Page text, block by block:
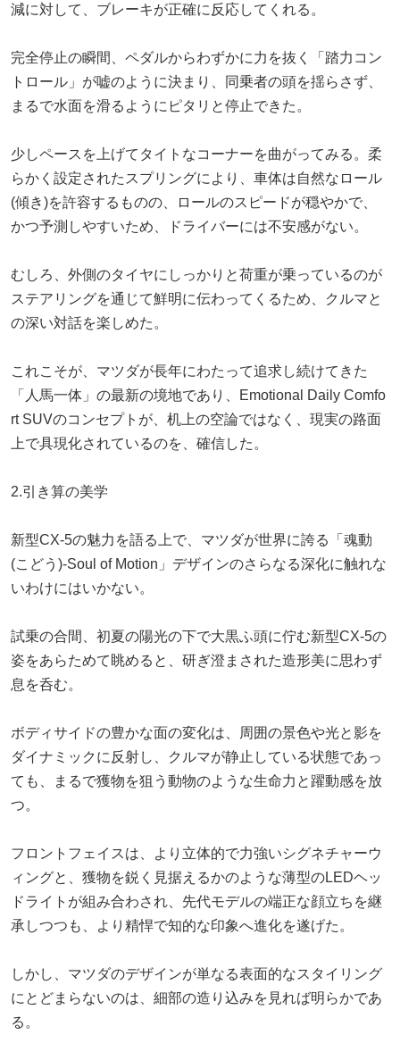
減に対して、ブレーキが正確に反応してくれる。
完全停止の瞬間、ペダルからわずかに力を抜く「踏力コン
トロール」が嘘のように決まり、同乗者の頭を揺らさず、
まるで水面を滑るようにピタリと停止できた。
少しペースを上げてタイトなコーナーを曲がってみる。柔
らかく設定されたスプリングにより、車体は自然なロール
(傾き)を許容するものの、ロールのスピードが穏やかで、
かつ予測しやすいため、ドライバーには不安感がない。
むしろ、外側のタイヤにしっかりと荷重が乗っているのが
ステアリングを通じて鮮明に伝わってくるため、クルマと
の深い対話を楽しめた。
これこそが、マツダが長年にわたって追求し続けてきた
「人馬一体」の最新の境地であり、Emotional Daily Comfo
rt SUVのコンセプトが、机上の空論ではなく、現実の路面
上で具現化されているのを、確信した。
2.引き算の美学
新型CX-5の魅力を語る上で、マツダが世界に誇る「魂動
(こどう)-Soul of Motion」デザインのさらなる深化に触れな
いわけにはいかない。
試乗の合間、初夏の陽光の下で大黒ふ頭に佇む新型CX-5の
姿をあらためて眺めると、研ぎ澄まされた造形美に思わず
息を呑む。
ボディサイドの豊かな面の変化は、周囲の景色や光と影を
ダイナミックに反射し、クルマが静止している状態であっ
ても、まるで獲物を狙う動物のような生命力と躍動感を放
つ。
フロントフェイスは、より立体的で力強いシグネチャーウ
ィングと、獲物を鋭く見据えるかのような薄型のLEDヘッ
ドライトが組み合わされ、先代モデルの端正な顔立ちを継
承しつつも、より精悍で知的な印象へ進化を遂げた。
しかし、マツダのデザインが単なる表面的なスタイリング
にとどまらないのは、細部の造り込みを見れば明らかであ
る。